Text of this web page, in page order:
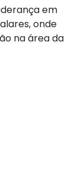
em
onde
na área da